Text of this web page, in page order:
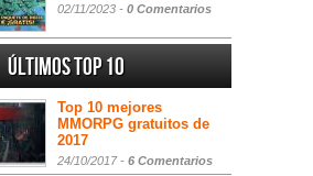
02/11/2023 - 0 Comentarios
Últimos Top 10
Top 10 mejores
MMORPG gratuitos de
2017
24/10/2017 - 6 Comentarios